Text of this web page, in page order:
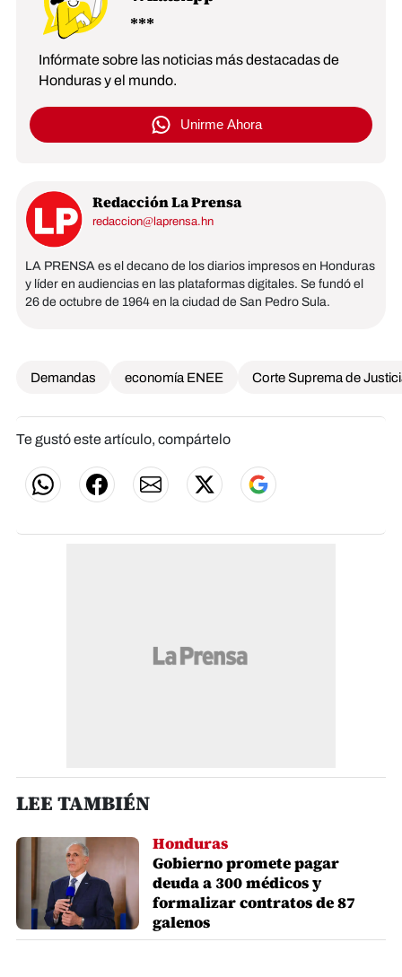
Infórmate sobre las noticias más destacadas de
Honduras y el mundo.
Unirme Ahora
Redacción La Prensa
redaccion@laprensa.hn
LA PRENSA es el decano de los diarios impresos en Honduras
y líder en audiencias en las plataformas digitales. Se fundó el
26 de octubre de 1964 en la ciudad de San Pedro Sula.
Demandas economía ENEE Corte Suprema de
Te gustó este artículo, compártelo
LEE TAMBIÉN
Honduras
Gobierno promete pagar
deuda a 300 médicos y
formalizar contratos de 87
galenos